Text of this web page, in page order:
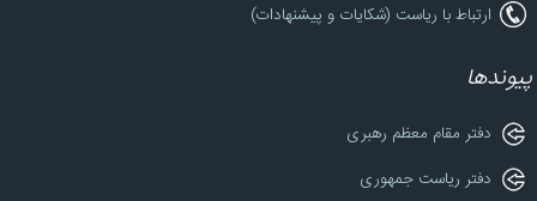
ارتباط با ریاست (شکایات و پیشنهادات)
پیوندها
دفتر مقام معظم رهبری
دفتر ریاست جمهوری